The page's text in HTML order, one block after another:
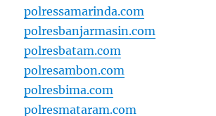
polressamarinda.com
polresbanjarmasin.com
polresbatam.com
polresambon.com
polresbima.com
polresmataram.com